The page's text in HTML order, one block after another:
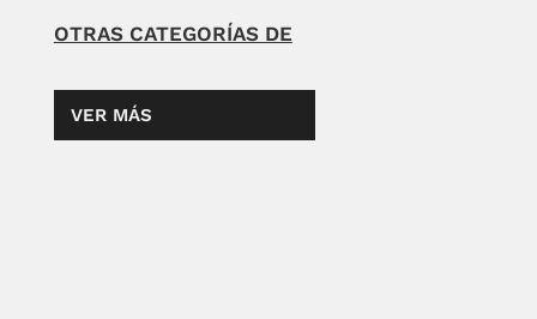
OTRAS CATEGORÍAS DE
VER MÁS